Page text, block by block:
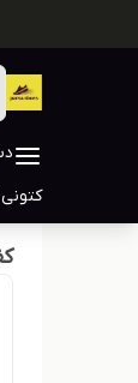
کتونی